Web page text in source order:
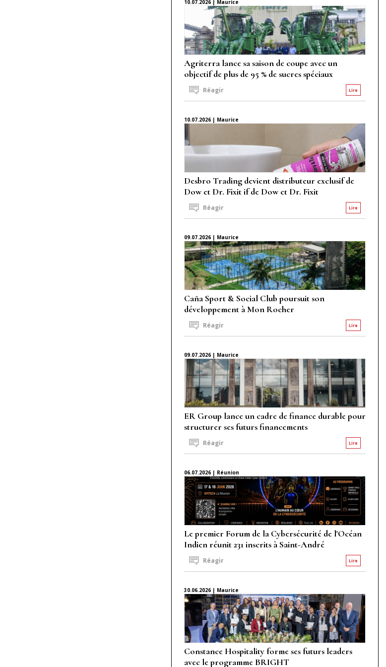
10.07.2026 | Maurice
Agriterra lance sa saison de coupe avec un
objectif de plus de 95 % de sucres spéciaux
Lire
Réagir
10.07.2026 | Maurice
Desbro Trading devient distributeur exclusif de
Dow et Dr. Fixit if de Dow et Dr. Fixit
Lire
Réagir
09.07.2026 | Maurice
Caña Sport & Social Club poursuit son
développement à Mon Rocher
Lire
Réagir
09.07.2026 | Maurice
ER Group lance un cadre de finance durable pour
structurer ses futurs financements
Lire
Réagir
06.07.2026 | Réunion
Le premier Forum de la Cybersécurité de l'Océan
Indien réunit 231 inscrits à Saint-André
Lire
Réagir
30.06.2026 | Maurice
Constance Hospitality forme ses futurs leaders
avec le programme BRIGHT